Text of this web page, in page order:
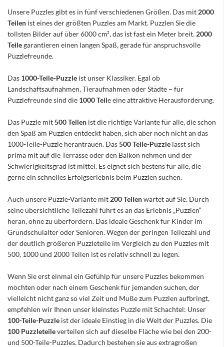
Unsere Puzzles gibt es in fünf verschiedenen Größen. Das mit 2000
Teilen ist eines der größten Puzzles am Markt. Puzzlen Sie die
tollsten Bilder auf über 6000 cm², das ist fast ein Meter breit. 2000
Teilegarantieren einen langen Spaß, gerade für anspruchsvolle
Puzzlefreunde.
Das 1000-Teile-Puzzle ist unser Klassiker. Egal ob
Landschaftsaufnahmen, Tieraufnahmen oder Städte – für
Puzzlefreunde sind die 1000 Teile eine attraktive Herausforderung.
Das Puzzle mit500 Teilen ist die richtige Variante für alle, die schon
den Spaß am Puzzlen entdeckt haben, sich aber noch nicht an das
1000-Teile-Puzzle herantrauen. Das500 Teile-Puzzle lässt sich
prima mit auf die Terrasse oder den Balkon nehmen und der
Schwierigkeitsgrad ist mittel. Es eignet sich bestens für alle, die
gerne ein schnelles Erfolgserlebnis beim Puzzlen suchen.
Auch unsere Puzzle-Variante mit 200 Teilenwartet auf Sie. Durch
seine übersichtliche Teilezahl führt es an das Erlebnis „Puzzlen“
heran, ohne zu überfordern. Das ideale Geschenk für Kinder im
Grundschulalter oder Senioren. Wegen der geringen Teilezahl und
der deutlich größeren Puzzleteile im Vergleich zu den Puzzles mit
500, 1000 und 2000 Teilen ist es relativ schnell zu legen.
Wenn Sie erst einmal ein Gefühlp für unsere Puzzles bekommen
möchten oder nach einem Geschenk für jemanden suchen, der
vielleicht nicht ganz so viel Zeit und Muße zum Puzzlen aufbringt,
empfehlen wir Ihnen unser kleinstes Puzzle mit Schachtel: Unser
100-Teile-Puzzle ist der ideale Einstieg in die Welt der Puzzles. Die
100 Puzzleteileverteilen sich auf dieselbe Fläche wie bei den 200-
und 500-Teile-Puzzles. Dadurch bestehen sie aus extragroßen